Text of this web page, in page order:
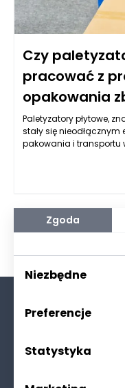
Czy
pracować z
opakowania
Paletyzatory płytowe,
stały się
pakowania i transportu
logistyką i produkcją,
ponieważ zależy od
uwagę, aby określić
rozwiązania.
Polityka prywatności
Zgoda
Niezbędne
Preferencje
Statystyka